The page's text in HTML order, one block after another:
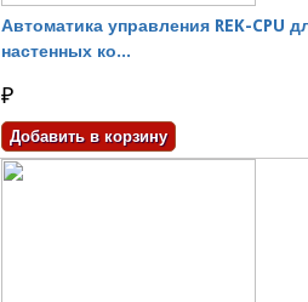
Автоматика управления REK-CPU
настенных ко...
₽